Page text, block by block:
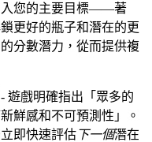
入您的主要目標——著
更好的瓶子和潛在的更
分數潛力，從而提供複
- 遊戲明確指出「眾多的
鮮感和不可預測性」。
即快速評估下一個潛在